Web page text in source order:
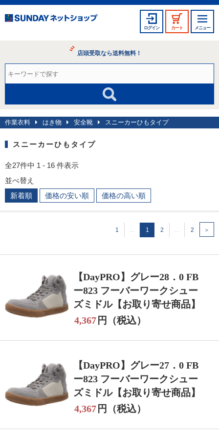
ログイン カート メニュー
店頭受取なら送料無料！
作業衣料 はき物 安全靴 スニーカーひもタイプ
スニーカーひもタイプ
全27件中 1 - 16 件表示
並べ替え
新着順
価格の安い順 価格の高い順
1 … 1 2 … 2 ＞
【DayPRO】グレー28．0 FB
ー823 フーバーワークシュー
ズミドル【お取り寄せ商品】
4,367 円（税込）
【DayPRO】グレー27．0 FB
ー823 フーバーワークシュー
ズミドル【お取り寄せ商品】
4,367 円（税込）